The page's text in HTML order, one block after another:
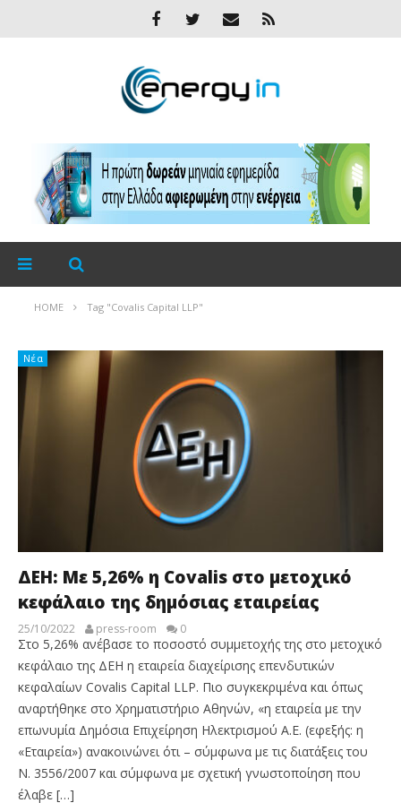
HOME Tag "Covalis Capital LLP"
Νέα
ΔΕΗ: Με 5,26% η Covalis στο μετοχικό
κεφάλαιο της δημόσιας εταιρείας
25/10/2022 press-room 0
Στο 5,26% ανέβασε το ποσοστό συμμετοχής της στο μετοχικό
κεφάλαιο της ΔΕΗ η εταιρεία διαχείρισης επενδυτικών
κεφαλαίων Covalis Capital LLP. Πιο συγκεκριμένα και όπως
αναρτήθηκε στο Χρηματιστήριο Αθηνών, «η εταιρεία με την
επωνυμία Δημόσια Επιχείρηση Ηλεκτρισμού Α.Ε. (εφεξής: η
«Εταιρεία») ανακοινώνει ότι – σύμφωνα με τις διατάξεις του
Ν. 3556/2007 και σύμφωνα με σχετική γνωστοποίηση που
έλαβε […]